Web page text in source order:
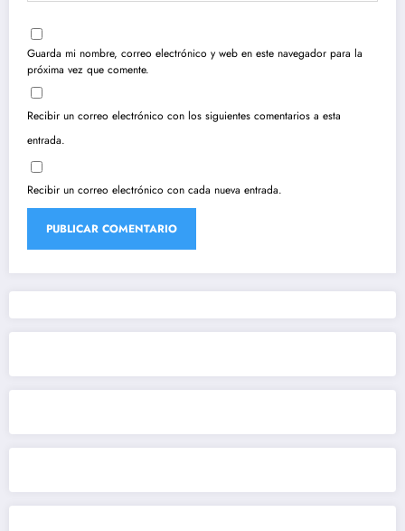
Guarda mi nombre, correo electrónico y web en este navegador para la
próxima vez que comente.
Recibir un correo electrónico con los siguientes comentarios a esta
entrada.
Recibir un correo electrónico con cada nueva entrada.